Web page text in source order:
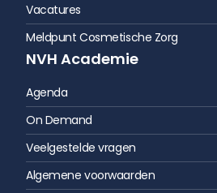
Vacatures
Meldpunt Cosmetische Zorg
NVH Academie
Agenda
On Demand
Veelgestelde vragen
Algemene voorwaarden